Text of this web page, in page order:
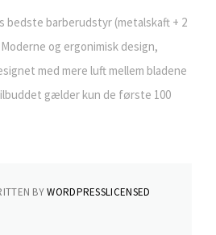
bedste barberudstyr (metalskaft + 2
og ergonimisk design,
med mere luft mellem bladene
gælder kun de første 100
BYWORDPRESSLICENSED